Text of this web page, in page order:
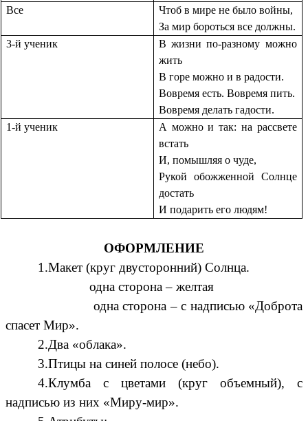
Все
Чтоб в мире не было войны,
За мир бороться все должны.
3-й ученик
В жизни по-разному можно
жить
В горе можно и в радости.
Вовремя есть. Вовремя пить.
Вовремя делать гадости.
1-й ученик
А можно и так: на рассвете
встать
И, помышляя о чуде,
Рукой обожженной Солнце
достать
И подарить его людям!
ОФОРМЛЕНИЕ
1.Макет (круг двусторонний) Солнца.
одна сторона – желтая
одна сторона – с надписью «Доброта
спасет Мир».
2.Два «облака».
3.Птицы на синей полосе (небо).
4.Клумба с цветами (круг объемный), с
надписью из них «Миру-мир».